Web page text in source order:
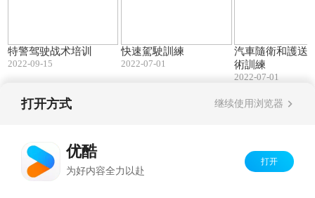
特警驾驶战术培训
2022-09-15
快速駕駛訓練
2022-07-01
汽車隨衛和護送
術訓練
2022-07-01
打开方式 继续使用浏览器
优酷
为好内容全力以赴
打开